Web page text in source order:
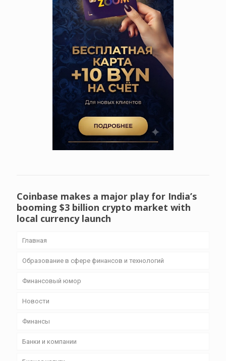
Coinbase makes a major play for India’s
booming $3 billion crypto market with
local currency launch
Главная
Образование в сфере финансов и технологий
Финансовый юмор
Новости
Финансы
Банки и компании